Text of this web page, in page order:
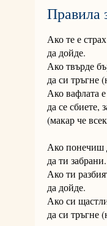
Правила
Ако те е
да дойде.
Ако твърде
да си тръгне
Ако вафлата
да се сбиете,
(макар че
Ако понечиш
да ти забрани.
Ако ти
да дойде.
Ако си
да си тръгне